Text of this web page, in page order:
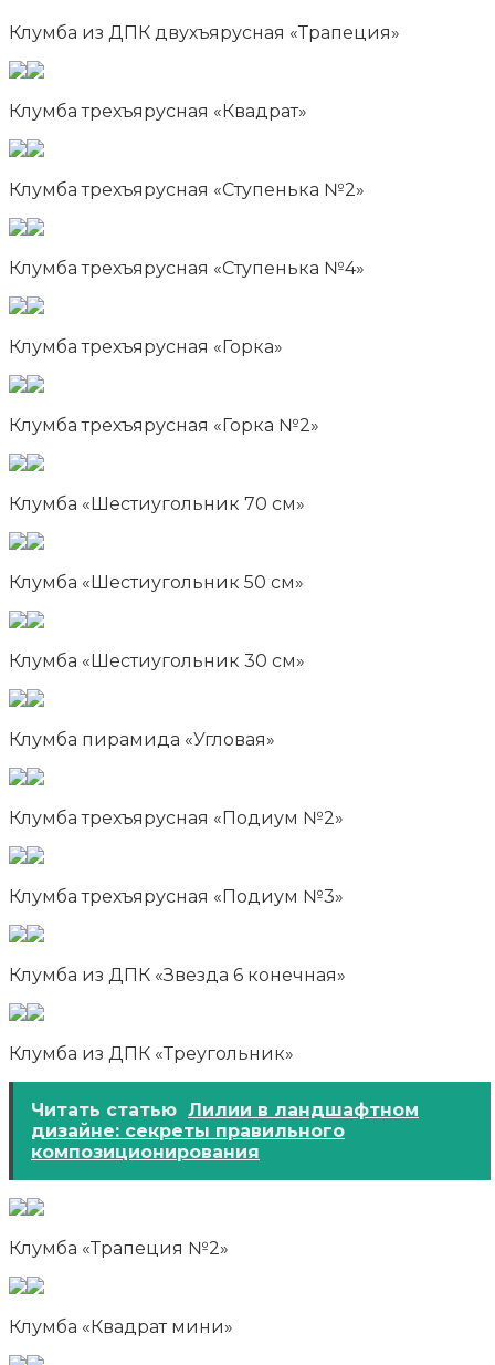
Клумба из ДПК двухъярусная «Трапеция»
Клумба трехъярусная «Квадрат»
Клумба трехъярусная «Ступенька №2»
Клумба трехъярусная «Ступенька №4»
Клумба трехъярусная «Горка»
Клумба трехъярусная «Горка №2»
Клумба «Шестиугольник 70 см»
Клумба «Шестиугольник 50 см»
Клумба «Шестиугольник 30 см»
Клумба пирамида «Угловая»
Клумба трехъярусная «Подиум №2»
Клумба трехъярусная «Подиум №3»
Клумба из ДПК «Звезда 6 конечная»
Клумба из ДПК «Треугольник»
Читать статью Лилии в ландшафтном
дизайне: секреты правильного
композиционирования
Клумба «Трапеция №2»
Клумба «Квадрат мини»